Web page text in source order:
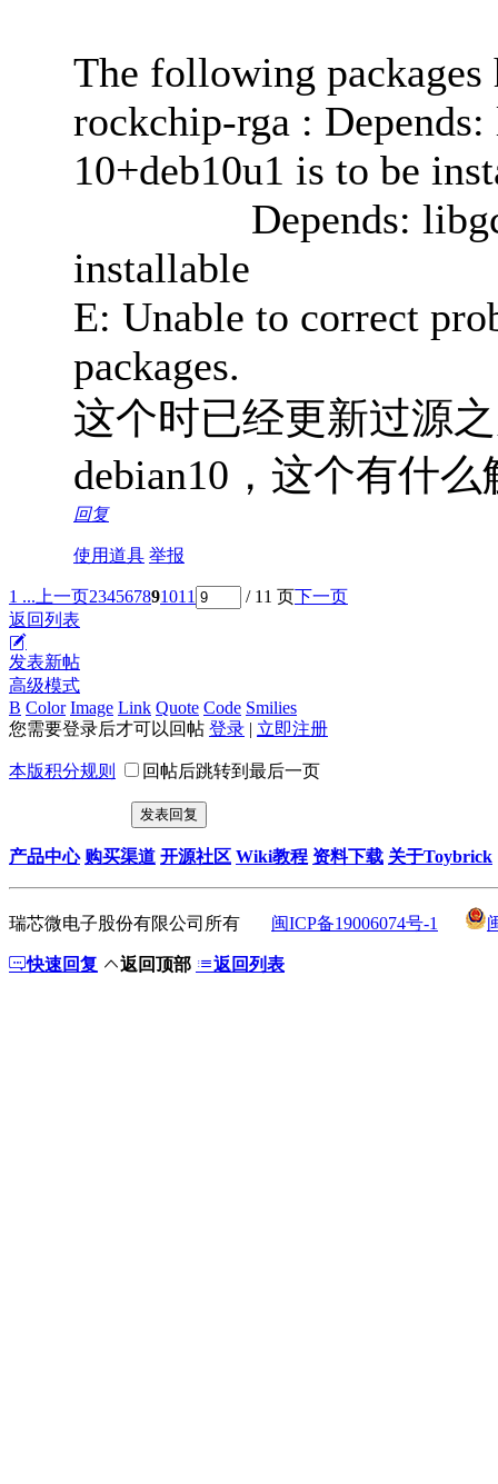
The following packages
rockchip-rga :
10+deb10u1 is to be
Depends: libgcc-
installable
E: Unable to correct
packages.
这个时已经更新过源
debian10，这个有什
回复
使用道具 举报
1 ... 上一页234567891011 / 11 页下一页
返回列表
发表新帖
高级模式
B Color Image Link Quote Code Smilies
您需要登录后才可以回帖 登录 | 立即注册
本版积分规则 回帖后跳转到最后一页
发表回复
产品中心 购买渠道 开源社区 Wiki教程 资料下载 关于Toybrick
瑞芯微电子股份有限公司所有 闽ICP备19006074号-1
快速回复 返回顶部 返回列表